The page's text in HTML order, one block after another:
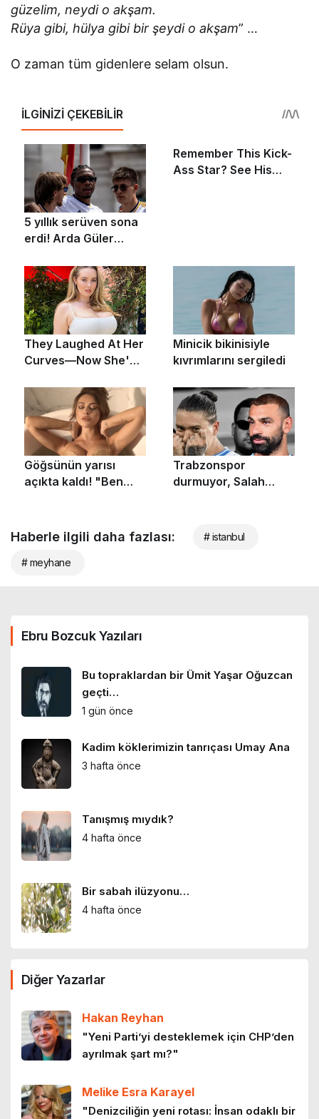
güzelim, neydi o akşam.
Rüya gibi, hülya gibi bir şeydi o akşam” …
O zaman tüm gidenlere selam olsun.
Haberle ilgili daha fazlası: # istanbul
# meyhane
Ebru Bozcuk Yazıları
Bu topraklardan bir Ümit Yaşar Oğuzcan
geçti…
1 gün önce
Kadim köklerimizin tanrıçası Umay Ana
3 hafta önce
Tanışmış mıydık?
4 hafta önce
Bir sabah ilüzyonu…
4 hafta önce
meyhaneleri
Lilith efsanesi
3 ay önce
Mor salkımlar ve İstanbul köşkleri
Diğer Yazarlar
Hakan Reyhan
"Yeni Parti’yi desteklemek için CHP’den
ayrılmak şart mı?"
Melike Esra Karayel
"Denizciliğin yeni rotası: İnsan odaklı bir